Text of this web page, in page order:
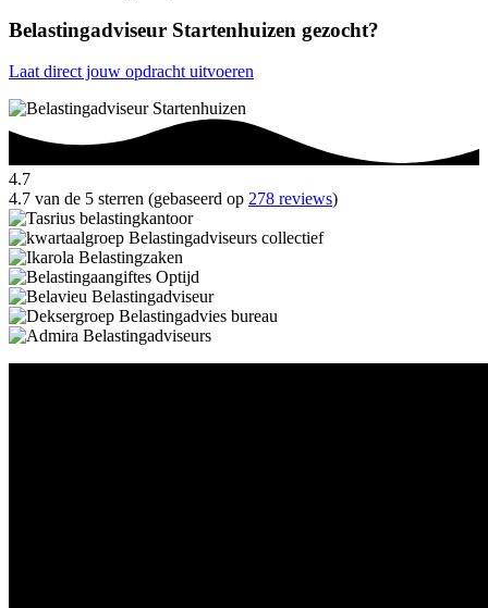
Belastingadviseur Startenhuizen gezocht?
Laat direct jouw opdracht uitvoeren
4.7
4.7 van de 5 sterren (gebaseerd op 278 reviews)